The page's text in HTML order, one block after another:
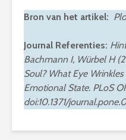
Bron van het artikel:
Journal Referenties:
Bachmann I, Würbel H
Soul? What Eye Wrinkles
Emotional State. PLoS
doi:10.1371/